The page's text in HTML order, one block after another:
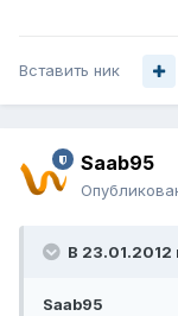
Вставить ник
Saab95
В 23.01.2012
Saab95